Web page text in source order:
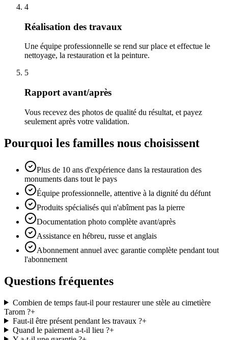
4
Réalisation des travaux
Une équipe professionnelle se rend sur place et effectue le
nettoyage, la restauration et la peinture.
5
Rapport avant/après
Vous recevez des photos de qualité du résultat, et payez
seulement après votre validation.
Pourquoi les familles nous choisissent
Plus de 10 ans d'expérience dans la restauration des
monuments dans tout le pays
Équipe professionnelle, attentive à la dignité du défunt
Produits spécialisés qui n'abîment pas la pierre
Documentation photo complète avant/après
Assistance en hébreu, russe et anglais
Abonnement annuel avec garantie complète pendant tout
l'abonnement
Questions fréquentes
Combien de temps faut-il pour restaurer une stèle au cimetière
Tarom ?+
Faut-il être présent pendant les travaux ?+
Quand le paiement a-t-il lieu ?+